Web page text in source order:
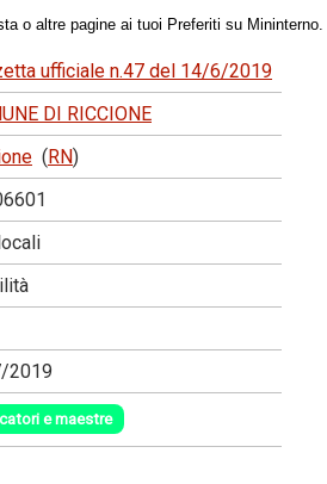
o altre pagine ai tuoi Preferiti su Mininterno.
ufficiale n.47 del 14/6/2019
DI RICCIONE
(RN)
2019
e maestre